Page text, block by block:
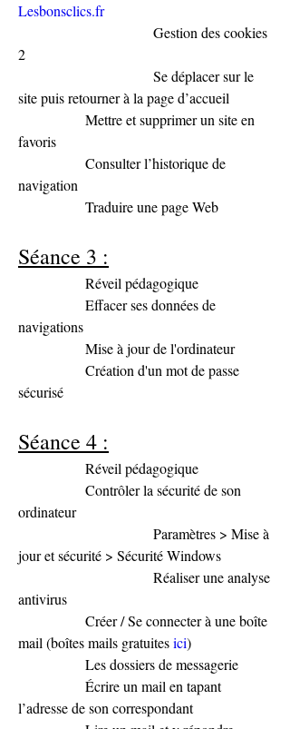
Lesbonsclics.fr
Gestion des cookies
2
Se déplacer sur le
site puis retourner à la page d’accueil
Mettre et supprimer un site en
favoris
Consulter l’historique de
navigation
Traduire une page Web
Séance 3 :
Réveil pédagogique
Effacer ses données de
navigations
Mise à jour de l'ordinateur
Création d'un mot de passe
sécurisé
Séance 4 :
Réveil pédagogique
Contrôler la sécurité de son
ordinateur
Paramètres > Mise à
jour et sécurité > Sécurité Windows
Réaliser une analyse
antivirus
Créer / Se connecter à une boîte
mail (boîtes mails gratuites ici)
Les dossiers de messagerie
Écrire un mail en tapant
l’adresse de son correspondant